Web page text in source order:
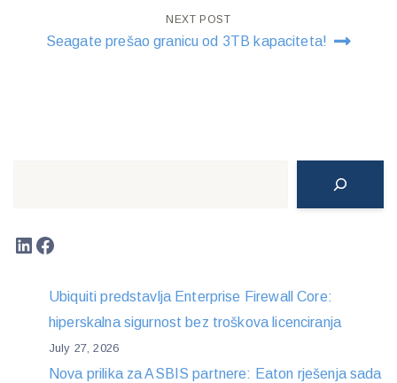
NEXT POST
Seagate prešao granicu od 3TB kapaciteta!
LinkedIn
Facebook
Ubiquiti predstavlja Enterprise Firewall Core:
hiperskalna sigurnost bez troškova licenciranja
July 27, 2026
Nova prilika za ASBIS partnere: Eaton rješenja sada